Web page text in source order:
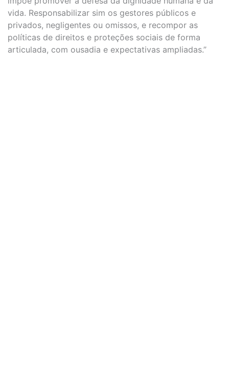
vida. Responsabilizar sim os gestores públicos e
privados, negligentes ou omissos, e recompor as
políticas de direitos e proteções sociais de forma
articulada, com ousadia e expectativas ampliadas.”